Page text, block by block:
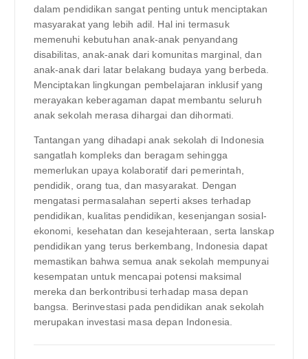
dalam pendidikan sangat penting untuk menciptakan
masyarakat yang lebih adil. Hal ini termasuk
memenuhi kebutuhan anak-anak penyandang
disabilitas, anak-anak dari komunitas marginal, dan
anak-anak dari latar belakang budaya yang berbeda.
Menciptakan lingkungan pembelajaran inklusif yang
merayakan keberagaman dapat membantu seluruh
anak sekolah merasa dihargai dan dihormati.
Tantangan yang dihadapi anak sekolah di Indonesia
sangatlah kompleks dan beragam sehingga
memerlukan upaya kolaboratif dari pemerintah,
pendidik, orang tua, dan masyarakat. Dengan
mengatasi permasalahan seperti akses terhadap
pendidikan, kualitas pendidikan, kesenjangan sosial-
ekonomi, kesehatan dan kesejahteraan, serta lanskap
pendidikan yang terus berkembang, Indonesia dapat
memastikan bahwa semua anak sekolah mempunyai
kesempatan untuk mencapai potensi maksimal
mereka dan berkontribusi terhadap masa depan
bangsa. Berinvestasi pada pendidikan anak sekolah
merupakan investasi masa depan Indonesia.